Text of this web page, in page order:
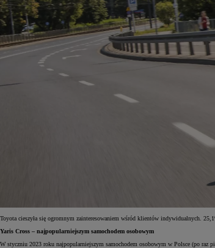
Toyota cieszyła się ogromnym zainteresowaniem wśród klientów indywidualnych.
Yaris Cross – najpopularniejszym samochodem osobowym
W styczniu 2023 roku najpopularniejszym samochodem osobowym w Polsce (po raz